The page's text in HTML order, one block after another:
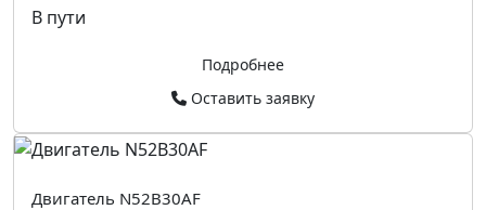
В пути
Подробнее
Оставить заявку
Двигатель N52B30AF